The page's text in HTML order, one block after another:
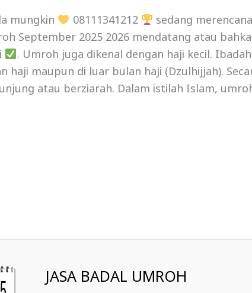
mungkin 08111341212 sedang
September 2025 2026 mendatang atau
. Umroh juga dikenal dengan haji kecil.
haji maupun di luar bulan haji (Dzulhijjah).
atau berziarah. Dalam istilah Islam,
JASA BADAL UMROH